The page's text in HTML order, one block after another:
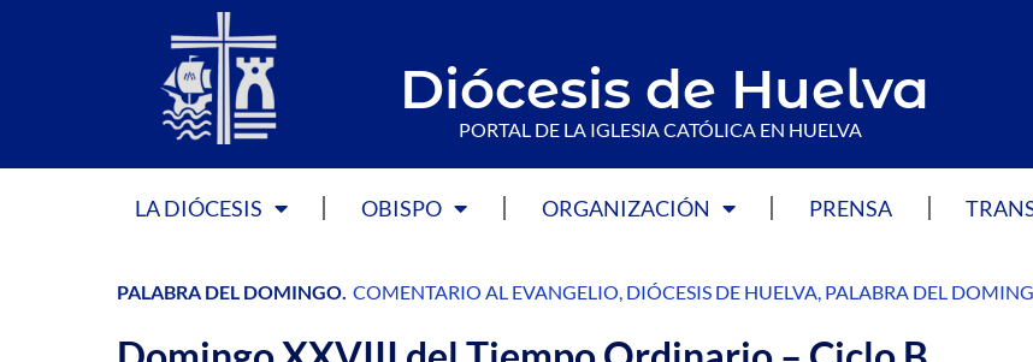
Diócesis de Huelva
PORTAL DE LA IGLESIA CATÓLICA EN HUELVA
LA DIÓCESIS OBISPO ORGANIZACIÓN PRENSA
PALABRA DEL DOMINGO. COMENTARIO AL EVANGELIO, DIÓCESIS DE HUELVA, PALABRA DEL